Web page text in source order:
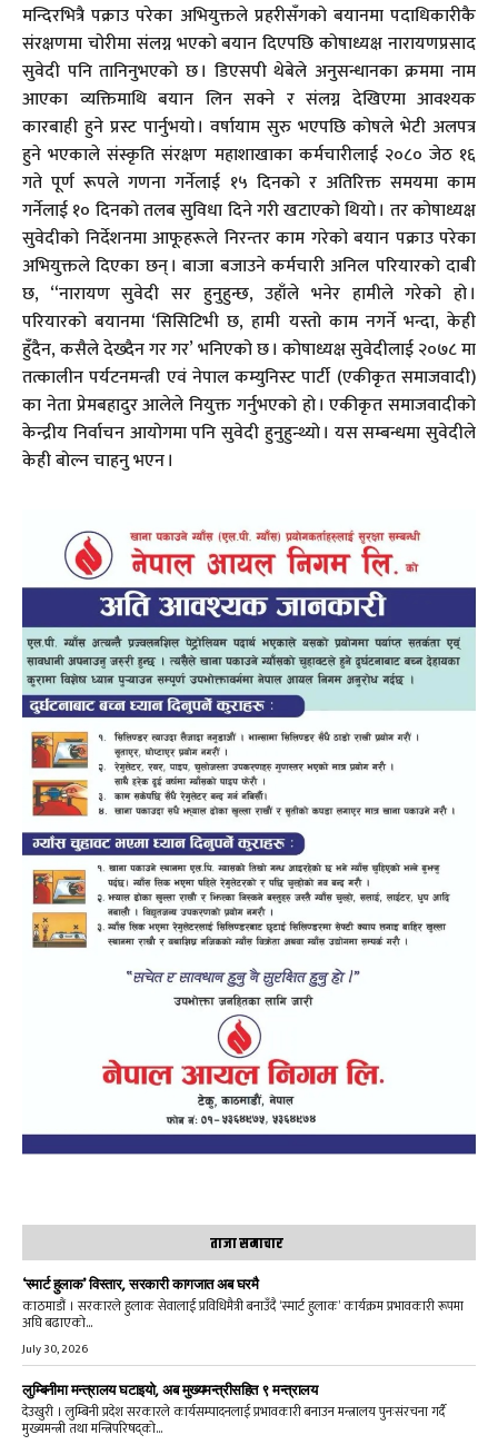
मन्दिरभित्रै पक्राउ परेका अभियुक्तले प्रहरीसँगको बयानमा पदाधिकारीकै
संरक्षणमा चोरीमा संलग्न भएको बयान दिएपछि कोषाध्यक्ष नारायणप्रसाद
सुवेदी पनि तानिनुभएको छ । डिएसपी थेबेले अनुसन्धानका क्रममा नाम
आएका व्यक्तिमाथि बयान लिन सक्ने र संलग्न देखिएमा आवश्यक
कारबाही हुने प्रस्ट पार्नुभयो । वर्षायाम सुरु भएपछि कोषले भेटी अलपत्र
हुने भएकाले संस्कृति संरक्षण महाशाखाका कर्मचारीलाई २०८० जेठ १६
गते पूर्ण रूपले गणना गर्नेलाई १५ दिनको र अतिरिक्त समयमा काम
गर्नेलाई १० दिनको तलब सुविधा दिने गरी खटाएको थियो । तर कोषाध्यक्ष
सुवेदीको निर्देशनमा आफूहरूले निरन्तर काम गरेको बयान पक्राउ परेका
अभियुक्तले दिएका छन् । बाजा बजाउने कर्मचारी अनिल परियारको दाबी
छ, “नारायण सुवेदी सर हुनुहुन्छ, उहाँले भनेर हामीले गरेको हो ।
परियारको बयानमा ‘सिसिटिभी छ, हामी यस्तो काम नगर्ने भन्दा, केही
हुँदैन, कसैले देख्दैन गर गर’ भनिएको छ । कोषाध्यक्ष सुवेदीलाई २०७८ मा
तत्कालीन पर्यटनमन्त्री एवं नेपाल कम्युनिस्ट पार्टी (एकीकृत समाजवादी)
का नेता प्रेमबहादुर आलेले नियुक्त गर्नुभएको हो । एकीकृत समाजवादीको
केन्द्रीय निर्वाचन आयोगमा पनि सुवेदी हुनुहुन्थ्यो । यस सम्बन्धमा सुवेदीले
केही बोल्न चाहनु भएन ।
ताजा समाचार
‘स्मार्ट हुलाक’ विस्तार, सरकारी कागजात अब घरमै
काठमाडौं । सरकारले हुलाक सेवालाई प्रविधिमैत्री बनाउँदै ‘स्मार्ट हुलाक’ कार्यक्रम प्रभावकारी रूपमा
अघि बढाएको...
July 30, 2026
लुम्बिनीमा मन्त्रालय घटाइयो, अब मुख्यमन्त्रीसहित ९ मन्त्रालय
देउखुरी । लुम्बिनी प्रदेश सरकारले कार्यसम्पादनलाई प्रभावकारी बनाउन मन्त्रालय पुनःसंरचना गर्दै
मुख्यमन्त्री तथा मन्त्रिपरिषद्को...